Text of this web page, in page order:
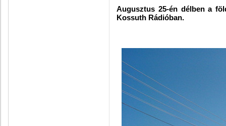
Augusztus 25-én délben a
Kossuth Rádióban.